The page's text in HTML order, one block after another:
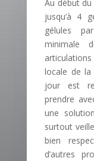
Au début
jusqu’à 4
gélules
minimale
locale de la
jour est
prendre
une
surtout
bien
d’autres